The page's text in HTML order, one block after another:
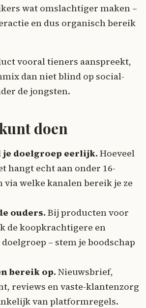
wat omslachtiger maken –
en dus organisch bereik
vooral tieners aanspreekt,
dan niet blind op social-
de jongsten.
doen
je doelgroep eerlijk. Hoeveel
hangt echt aan onder 16-
via welke kanalen bereik je ze
ouders. Bij producten voor
de koopkrachtigere en
– stem je boodschap
bereik op. Nieuwsbrief,
reviews en vaste-klantenzorg
van platformregels.